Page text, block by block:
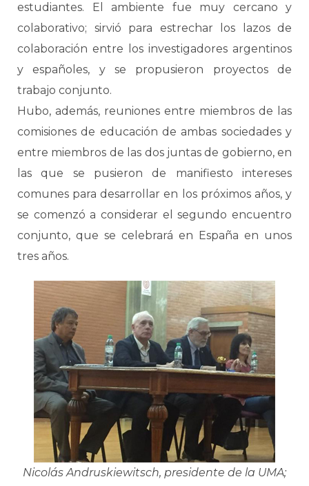
estudiantes. El ambiente fue muy cercano y
colaborativo; sirvió para estrechar los lazos de
colaboración entre los investigadores argentinos
y españoles, y se propusieron proyectos de
trabajo conjunto.
Hubo, además, reuniones entre miembros de las
comisiones de educación de ambas sociedades y
entre miembros de las dos juntas de gobierno, en
las que se pusieron de manifiesto intereses
comunes para desarrollar en los próximos años, y
se comenzó a considerar el segundo encuentro
conjunto, que se celebrará en España en unos
tres años.
Nicolás Andruskiewitsch, presidente de la UMA;